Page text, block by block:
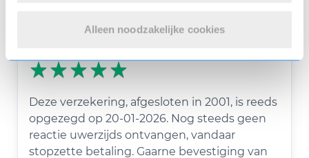
Alleen noodzakelijke cookies
28 april 2026
Deze verzekering, afgesloten in 2001, is reeds
opgezegd op 20-01-2026. Nog steeds geen
reactie uwerzijds ontvangen, vandaar
stopzette betaling. Gaarne bevestiging van